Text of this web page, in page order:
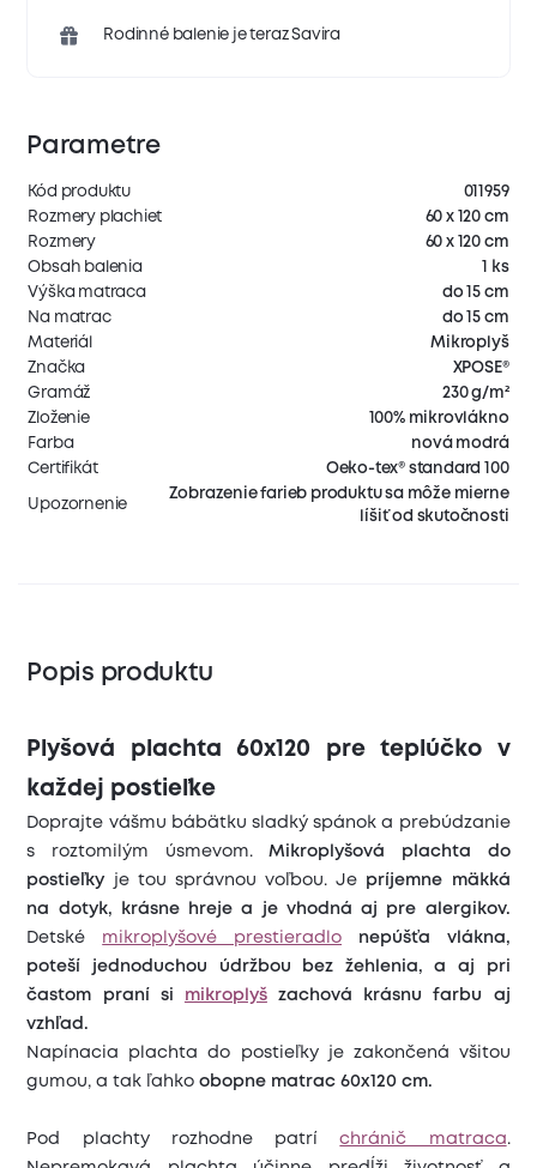
Rodinné balenie je teraz Savira
Parametre
Kód produktu
011959
Rozmery plachiet
60 x 120 cm
Rozmery
60 x 120 cm
Obsah balenia
1 ks
Výška matraca
do 15 cm
Na matrac
do 15 cm
Materiál
Mikroplyš
Značka
XPOSE®
Gramáž
230 g/m²
Zloženie
100% mikrovlákno
Farba
nová modrá
Certifikát
Oeko-tex® standard 100
Upozornenie
Zobrazenie farieb produktu sa môže mierne
líšiť od skutočnosti
Popis produktu
Plyšová plachta 60x120 pre teplúčko v
každej postieľke
Doprajte vášmu bábätku sladký spánok a prebúdzanie
s roztomilým úsmevom.Mikroplyšová plachta do
postieľky je tou správnou voľbou. Je príjemne mäkká
na dotyk, krásne hreje a je vhodná aj pre alergikov.
Detské mikroplyšové prestieradlo
nepúšťa vlákna,
poteší jednoduchou údržbou bez žehlenia, a aj pri
častom praní si mikroplyšzachová krásnu farbu aj
vzhľad.
Napínacia plachta do postieľky je zakončená všitou
gumou, a tak ľahkoobopne matrac 60x120 cm.
Pod plachty rozhodne patríchránič matraca.